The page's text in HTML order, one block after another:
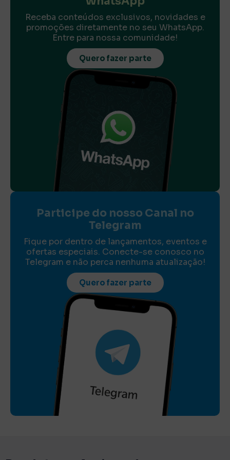
Receba conteúdos exclusivos, novidades e
promoções diretamente no seu WhatsApp.
Entre para nossa comunidade!
Quero fazer parte
Participe do nosso Canal no
Telegram
Fique por dentro de lançamentos, eventos e
ofertas especiais. Conecte-se conosco no
Telegram e não perca nenhuma atualização!
Quero fazer parte